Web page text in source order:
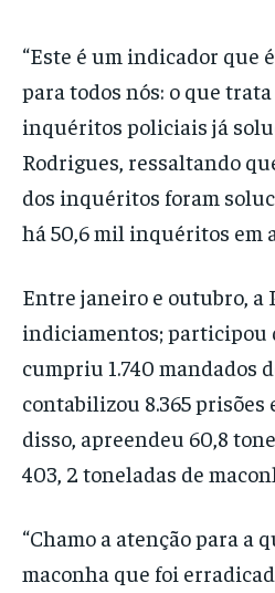
“Este é um indicador que
para todos nós: o que
inquéritos policiais já
Rodrigues, ressaltando
dos inquéritos foram
há 50,6 mil inquéritos em
Entre janeiro e outubro, a
indiciamentos; participou
cumpriu 1.740 mandados
contabilizou 8.365 prisões
disso, apreendeu 60,8
403, 2 toneladas de
“Chamo a atenção para a
maconha que foi